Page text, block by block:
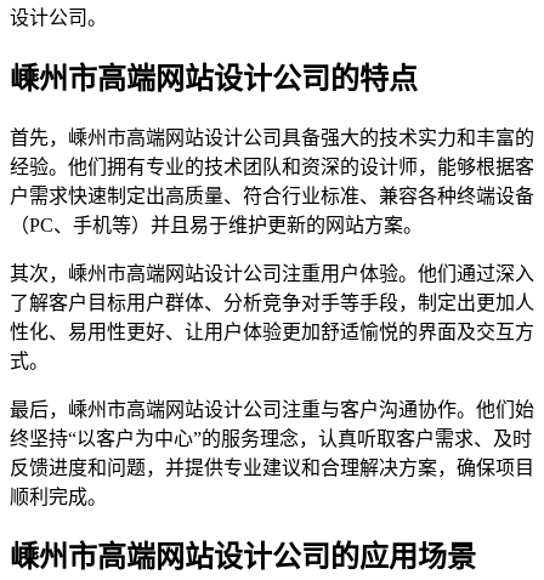
设计公司。
嵊州市高端网站设计公司的特点
首先，嵊州市高端网站设计公司具备强大的技术实力和丰富的
经验。他们拥有专业的技术团队和资深的设计师，能够根据客
户需求快速制定出高质量、符合行业标准、兼容各种终端设备
（PC、手机等）并且易于维护更新的网站方案。
其次，嵊州市高端网站设计公司注重用户体验。他们通过深入
了解客户目标用户群体、分析竞争对手等手段，制定出更加人
性化、易用性更好、让用户体验更加舒适愉悦的界面及交互方
式。
最后，嵊州市高端网站设计公司注重与客户沟通协作。他们始
终坚持“以客户为中心”的服务理念，认真听取客户需求、及时
反馈进度和问题，并提供专业建议和合理解决方案，确保项目
顺利完成。
嵊州市高端网站设计公司的应用场景